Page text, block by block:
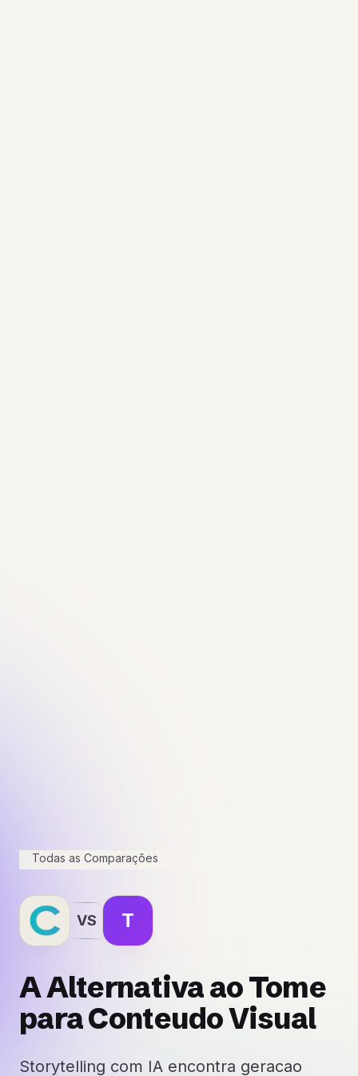
Todas as Comparações
VS T
A Alternativa ao Tome
para Conteudo Visual
Storytelling com IA encontra geracao